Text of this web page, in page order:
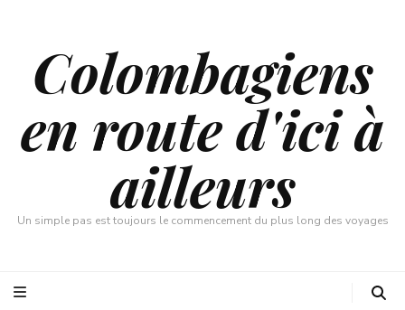
Colombagiens
en route d'ici à
ailleurs
Un simple pas est toujours le commencement du plus long des voyages